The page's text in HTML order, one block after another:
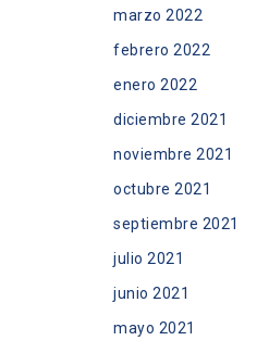
marzo 2022
febrero 2022
enero 2022
diciembre 2021
noviembre 2021
octubre 2021
septiembre 2021
julio 2021
junio 2021
mayo 2021